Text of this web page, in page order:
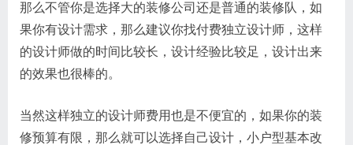
那么不管你是选择大的装修公司还是普通的装修队，如
果你有设计需求，那么建议你找付费独立设计师，这样
的设计师做的时间比较长，设计经验比较足，设计出来
的效果也很棒的。
当然这样独立的设计师费用也是不便宜的，如果你的装
修预算有限，那么就可以选择自己设计，小户型基本改